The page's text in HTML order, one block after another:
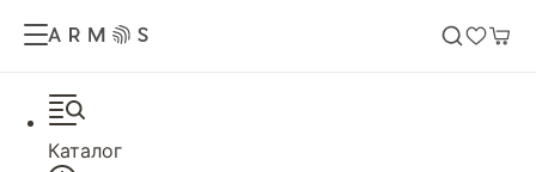
Каталог